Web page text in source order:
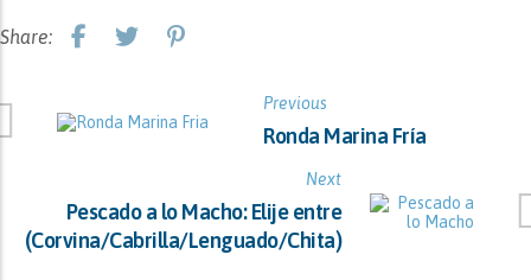
Share:
Previous
Ronda Marina Fría
Next
Pescado a lo Macho: Elije entre
(Corvina/Cabrilla/Lenguado/Chita)